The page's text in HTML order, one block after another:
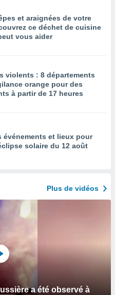
et araignées de votre
ce déchet de cuisine
vous aider
violents : 8 départements
orange pour des
à partir de 17 heures
événements et lieux pour
solaire du 12 août
Plus de vidéos
a été observé à